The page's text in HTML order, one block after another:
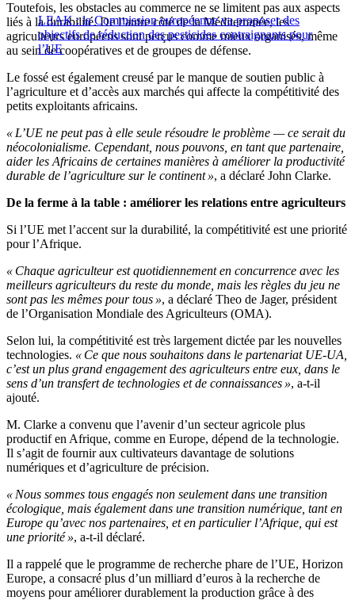
LEAK : la Commission européenne va proposer des
objectifs de réduction des pesticides contraignants pour
l’UE
Toutefois, les obstacles au commerce ne se limitent pas aux aspects
liés à la durabilité. De l’autre côté de la Méditerranée, les
agriculteurs européens sont perçus comme mieux organisés, même
au sein de coopératives et de groupes de défense.
Le fossé est également creusé par le manque de soutien public à
l’agriculture et d’accès aux marchés qui affecte la compétitivité des
petits exploitants africains.
« L’UE ne peut pas à elle seule résoudre le problème — ce serait du
néocolonialisme. Cependant, nous pouvons, en tant que partenaire,
aider les Africains de certaines manières à améliorer la productivité
durable de l’agriculture sur le continent », a déclaré John Clarke.
De la ferme à la table : améliorer les relations entre agriculteurs
Si l’UE met l’accent sur la durabilité, la compétitivité est une priorité
pour l’Afrique.
« Chaque agriculteur est quotidiennement en concurrence avec les
meilleurs agriculteurs du reste du monde, mais les règles du jeu ne
sont pas les mêmes pour tous », a déclaré Theo de Jager, président
de l’Organisation Mondiale des Agriculteurs (OMA).
Selon lui, la compétitivité est très largement dictée par les nouvelles
technologies. « Ce que nous souhaitons dans le partenariat UE-UA,
c’est un plus grand engagement des agriculteurs entre eux, dans le
sens d’un transfert de technologies et de connaissances », a-t-il
ajouté.
M. Clarke a convenu que l’avenir d’un secteur agricole plus
productif en Afrique, comme en Europe, dépend de la technologie.
Il s’agit de fournir aux cultivateurs davantage de solutions
numériques et d’agriculture de précision.
« Nous sommes tous engagés non seulement dans une transition
écologique, mais également dans une transition numérique, tant en
Europe qu’avec nos partenaires, et en particulier l’Afrique, qui est
une priorité », a-t-il déclaré.
Il a rappelé que le programme de recherche phare de l’UE, Horizon
Europe, a consacré plus d’un milliard d’euros à la recherche de
moyens pour améliorer durablement la production grâce à des